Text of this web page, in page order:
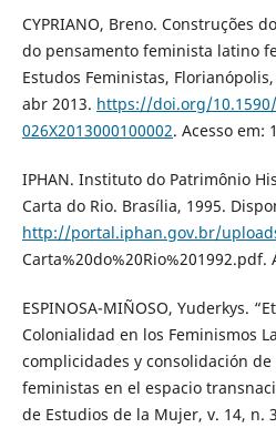
CYPRIANO, Breno. Construções
do pensamento feminista latino
Estudos Feministas,
abr 2013. https://doi.org/10.1590/
026X2013000100002. Acesso em:
IPHAN. Instituto do Patrimônio
Carta do Rio. Brasília, 1995.
http://portal.iphan.gov.br/
Carta%20do%20Rio%201992.pdf.
ESPINOSA-MIÑOSO, Yuderkys.
Colonialidad en los Feminismos
complicidades y consolidación
feministas en el espacio
de Estudios de la Mujer, v. 14, n.